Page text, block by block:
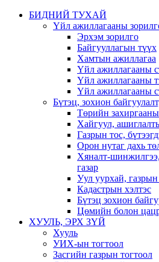
БИДНИЙ ТУХАЙ
Үйл ажиллагааны
Эрхэм зорилго
Байгууллагын түүх
Хамтын ажиллагаа
Үйл ажиллагааны
Үйл ажиллагааны
Үйл ажиллагааны
Бүтэц, зохион
Төрийн
Хайгуул,
Газрын тос,
Орон нутаг дахь
Хяналт-
газар
Уул уурхай,
Кадастрын хэлтэс
Бүтэц зохион
Цөмийн болон
ХУУЛЬ, ЭРХ ЗҮЙ
Хууль
УИХ-ын тогтоол
Засгийн газрын тогтоол